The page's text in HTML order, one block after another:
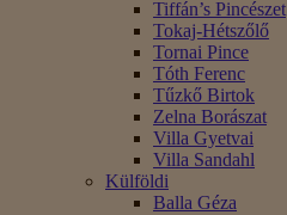
Tiffán’s Pincészet
Tokaj-Hétszőlő
Tornai Pince
Tóth Ferenc
Tűzkő Birtok
Zelna Borászat
Villa Gyetvai
Villa Sandahl
Külföldi
Balla Géza